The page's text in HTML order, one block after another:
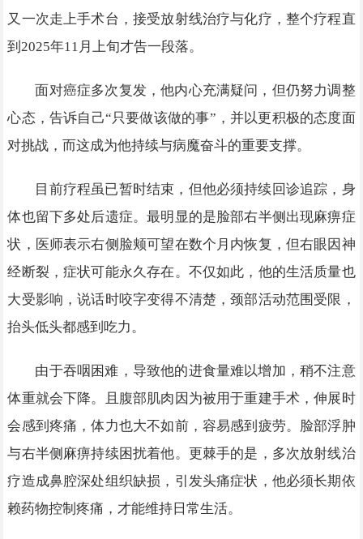
又一次走上手术台，接受放射线治疗与化疗，整个疗程直
到2025年11月上旬才告一段落。
面对癌症多次复发，他内心充满疑问，但仍努力调整
心态，告诉自己“只要做该做的事”，并以更积极的态度面
对挑战，而这成为他持续与病魔奋斗的重要支撑。
目前疗程虽已暂时结束，但他必须持续回诊追踪，身
体也留下多处后遗症。最明显的是脸部右半侧出现麻痹症
状，医师表示右侧脸颊可望在数个月内恢复，但右眼因神
经断裂，症状可能永久存在。不仅如此，他的生活质量也
大受影响，说话时咬字变得不清楚，颈部活动范围受限，
抬头低头都感到吃力。
由于吞咽困难，导致他的进食量难以增加，稍不注意
体重就会下降。且腹部肌肉因为被用于重建手术，伸展时
会感到疼痛，体力也大不如前，容易感到疲劳。脸部浮肿
与右半侧麻痹持续困扰着他。更棘手的是，多次放射线治
疗造成鼻腔深处组织缺损，引发头痛症状，他必须长期依
赖药物控制疼痛，才能维持日常生活。